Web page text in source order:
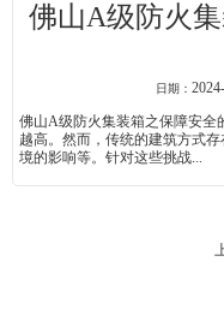
佛山A级防火
日期：
佛山A级防火集装箱之保障安全
越高。然而，传统的建筑方式
境的影响等。针对这些挑战...